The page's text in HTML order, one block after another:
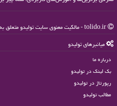
میانبرهای تولیدو
درباره ما
بک لینک در تولیدو
رپورتاژ در تولیدو
مطالب تولیدو